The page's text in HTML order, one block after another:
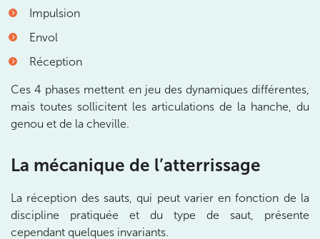
Impulsion
Envol
Réception
Ces 4 phases mettent en jeu des dynamiques différentes,
mais toutes sollicitent les articulations de la hanche, du
genou et de la cheville.
La mécanique de l’atterrissage
La réception des sauts, qui peut varier en fonction de la
discipline pratiquée et du type de saut, présente
cependant quelques invariants.
IK PARIS 15 – SÉGUR
75015 Paris
01 43 31 00 33
Prenez RDV sur
IK PARIS 6 – CASSETTE
1 Rue Cassette 75006 Paris
01 42 84 06 95